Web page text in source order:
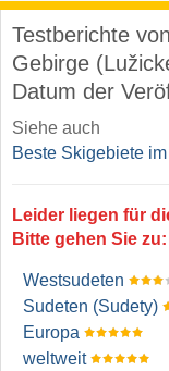
Testberichte
Gebirge
Datum der
Siehe auch
Beste Skigebiete
Leider liegen für
Bitte gehen Sie zu:
Westsudeten
Sudeten (Sudety)
Europa
weltweit